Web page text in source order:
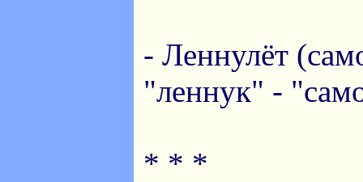
- Леннулёт
"леннук" -
* * *